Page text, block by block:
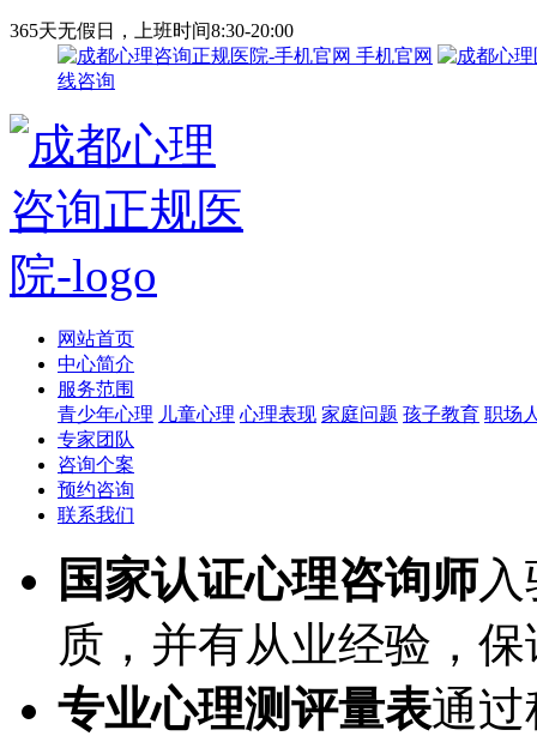
365天无假日，上班时间8:30-20:00
手机官网
线咨询
网站首页
中心简介
服务范围
青少年心理 儿童心理 心理表现 家庭问题 孩子教育 职场
专家团队
咨询个案
预约咨询
联系我们
国家认证心理咨询师
质，并有从业经验，
专业心理测评量表通